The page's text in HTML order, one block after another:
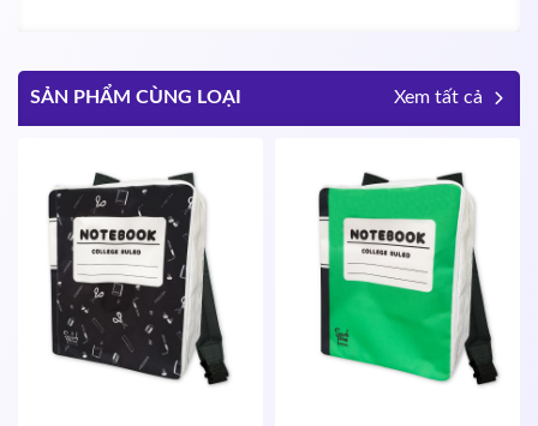
SẢN PHẨM CÙNG LOẠI Xem tất cả